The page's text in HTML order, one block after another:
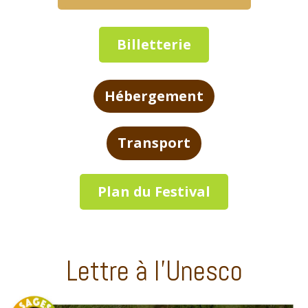
Billetterie
Hébergement
Transport
Plan du Festival
Lettre à l’Unesco